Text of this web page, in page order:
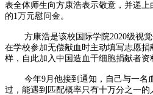
表全体师生向方康浩表示敬意，并递
的1万元慰问金。
方康浩是该校国际学院2020级视
在学校参加无偿献血时主动填写志愿
样，自此加入中国造血干细胞捐献者资
今年9月他接到通知，自己与一名
过，能遇到匹配概率只有十万分之一